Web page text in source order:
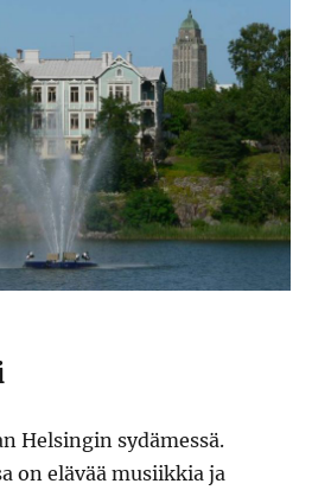
Helsingin sydämessä.
on elävää musiikkia ja